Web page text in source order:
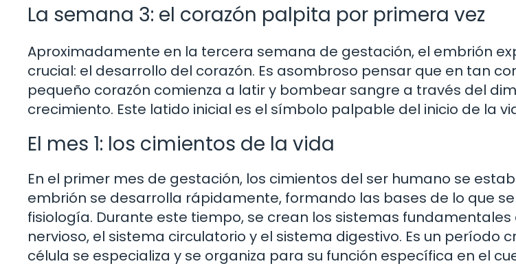
La semana 3: el corazón palpita por primera vez
Aproximadamente en la tercera semana de gestación, el embrión
crucial: el desarrollo del corazón. Es asombroso pensar que en tan
pequeño corazón comienza a latir y bombear sangre a través del
crecimiento. Este latido inicial es el símbolo palpable del inicio de la
El mes 1: los cimientos de la vida
En el primer mes de gestación, los cimientos del ser humano se
embrión se desarrolla rápidamente, formando las bases de lo que
fisiología. Durante este tiempo, se crean los sistemas
nervioso, el sistema circulatorio y el sistema digestivo. Es un período
célula se especializa y se organiza para su función específica en el